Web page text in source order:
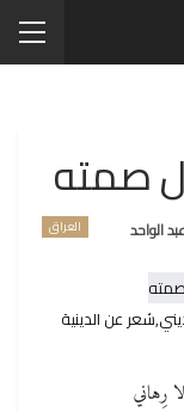
صمته
العراق الواحد
عن الدينية
رِهاني